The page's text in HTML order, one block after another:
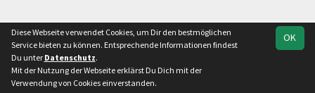
OK
Diese Webseite verwendet Cookies, um Dir den bestmöglichen
Service bieten zu können. Entsprechende Informationen findest
Du unter Datenschutz.
Mit der Nutzung der Webseite erklärst Du Dich mit der
Verwendung von Cookies einverstanden.